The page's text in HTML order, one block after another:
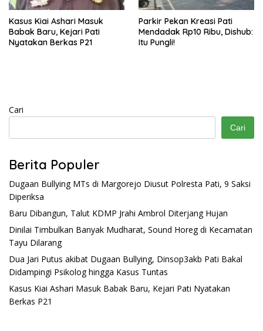
Kasus Kiai Ashari Masuk
Babak Baru, Kejari Pati
Nyatakan Berkas P21
Parkir Pekan Kreasi Pati
Mendadak Rp10 Ribu, Dishub:
Itu Pungli!
Cari
Cari
Berita Populer
Dugaan Bullying MTs di Margorejo Diusut Polresta Pati, 9 Saksi
Diperiksa
Baru Dibangun, Talut KDMP Jrahi Ambrol Diterjang Hujan
Dinilai Timbulkan Banyak Mudharat, Sound Horeg di Kecamatan
Tayu Dilarang
Dua Jari Putus akibat Dugaan Bullying, Dinsop3akb Pati Bakal
Didampingi Psikolog hingga Kasus Tuntas
Kasus Kiai Ashari Masuk Babak Baru, Kejari Pati Nyatakan
Berkas P21